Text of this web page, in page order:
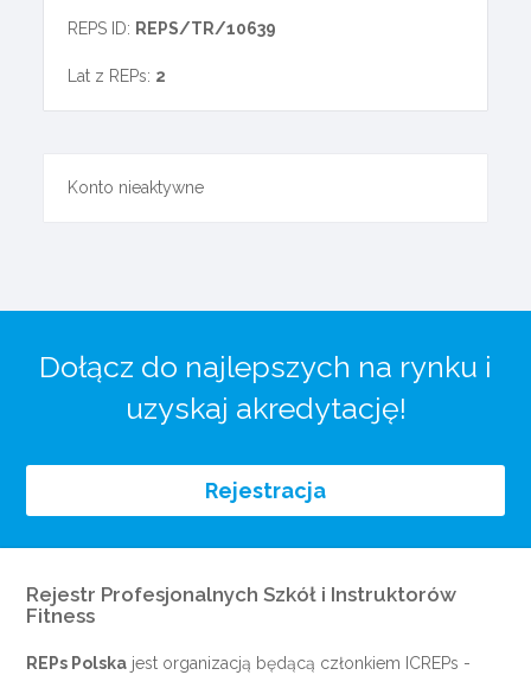
REPS ID: REPS/TR/10639
Lat z REPs: 2
Konto nieaktywne
Dołącz do najlepszych na rynku i
uzyskaj akredytację!
Rejestracja
Rejestr Profesjonalnych Szkół i Instruktorów
Fitness
REPs Polska jest organizacją będącą członkiem ICREPs -